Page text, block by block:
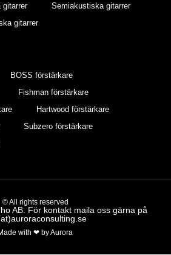
gitarrer
Semiakustiska gitarrer
gitarrer
BOSS förstärkare
Fishman förstärkare
Hartwood förstärkare
Subzero förstärkare
© All rights reserved
AB. För kontakt maila oss gärna på
with ❤ by Aurora